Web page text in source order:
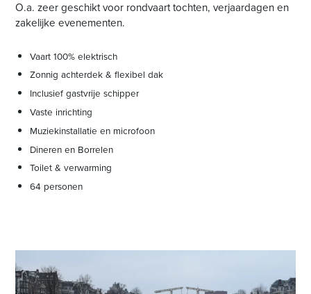
O.a. zeer geschikt voor rondvaart tochten, verjaardagen en
zakelijke evenementen.
Vaart 100% elektrisch
Zonnig achterdek & flexibel dak
Inclusief gastvrije schipper
Vaste inrichting
Muziekinstallatie en microfoon
Dineren en Borrelen
Toilet & verwarming
64 personen